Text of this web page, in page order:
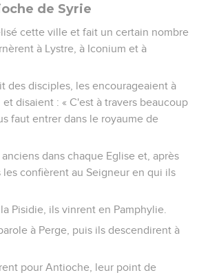
de Syrie
cette ville et fait un certain nombre
à Lystre, à Iconium et à
des disciples, les encourageaient à
disaient : « C'est à travers beaucoup
faut entrer dans le royaume de
dans chaque Eglise et, après
confièrent au Seigneur en qui ils
Pisidie, ils vinrent en Pamphylie.
à Perge, puis ils descendirent à
pour Antioche, leur point de